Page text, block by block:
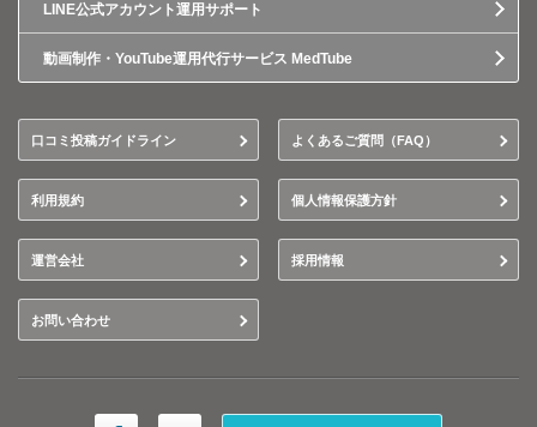
LINE公式アカウント運用サポート
動画制作・YouTube運用代行サービス MedTube
口コミ投稿ガイドライン よくあるご質問（FAQ）
利用規約 個人情報保護方針
運営会社 採用情報
お問い合わせ